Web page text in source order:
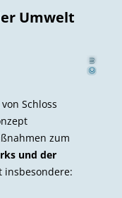
Umwelt
©
U
f
Schloss
zum
und der
insbesondere: